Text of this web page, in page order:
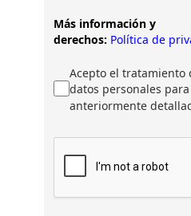
Más información y
derechos: Política de
Acepto el tratamiento
datos personales
anteriormente